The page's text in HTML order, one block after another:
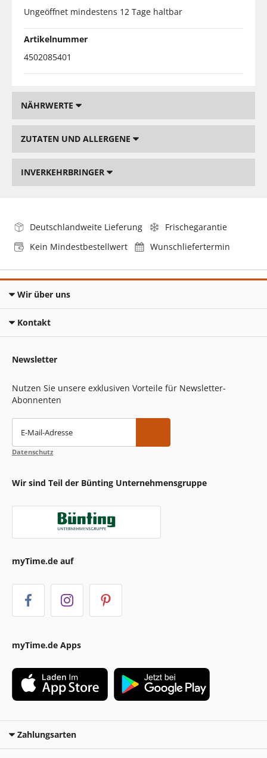
Ungeöffnet mindestens 12 Tage haltbar
Artikelnummer
4502085401
NÄHRWERTE
ZUTATEN UND ALLERGENE
INVERKEHRBRINGER
Deutschlandweite Lieferung
Frischegarantie
Kein Mindestbestellwert
Wunschliefertermin
Wir über uns
Kontakt
Newsletter
Nutzen Sie unsere exklusiven Vorteile für Newsletter-
Abonnenten
E-Mail-Adresse
Datenschutz
Wir sind Teil der Bünting Unternehmensgruppe
myTime.de auf
myTime.de Apps
Zahlungsarten